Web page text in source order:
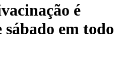
é
sábado em todo